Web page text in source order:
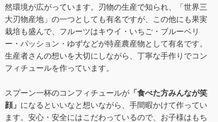
然環境が広がっています。刃物の生産で知られ、「世界三
大刃物産地」の一つとしても有名ですが、この他にも果実
栽培も盛んで、フルーツはキウイ・いちご・ブルーベリ
ー・パッション・ゆずなどが特産農産物として有名です。
生産者さんの想いを大切にしながら、丁寧な手作りでコン
フィチュールを作っています。
スプーン一杯のコンフィチュールが 「食べた方みんなが笑
顔」 になるといいなと想いながら、手間暇かけて作ってい
ます。安心・安全にはこだわっているので、お子様はもち